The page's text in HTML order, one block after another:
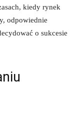
kiedy rynek
odpowiednie
o sukcesie